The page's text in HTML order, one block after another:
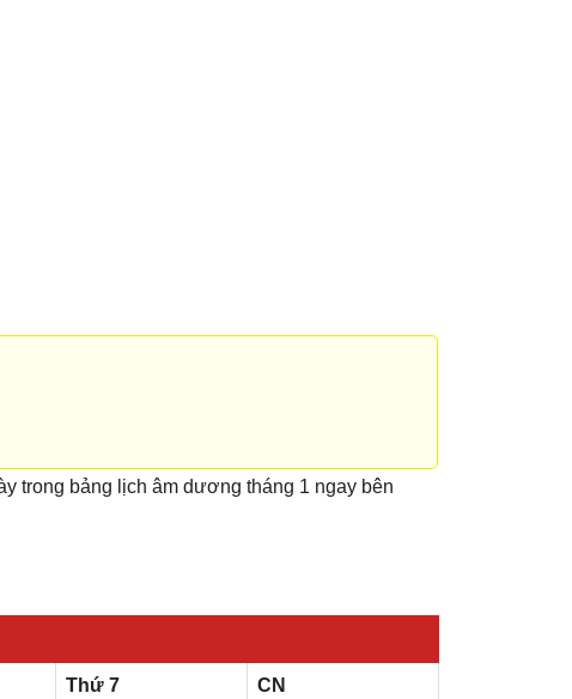
trong bảng lịch âm dương tháng 1 ngay bên
Thứ 7 CN